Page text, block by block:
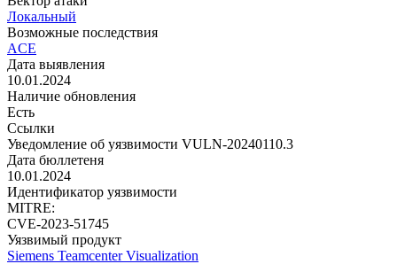
Локальный
Возможные последствия
ACE
Дата выявления
10.01.2024
Наличие обновления
Есть
Ссылки
Уведомление об уязвимости VULN-20240110.3
Дата бюллетеня
10.01.2024
Идентификатор уязвимости
MITRE:
CVE-2023-51745
Уязвимый продукт
Siemens Teamcenter Visualization